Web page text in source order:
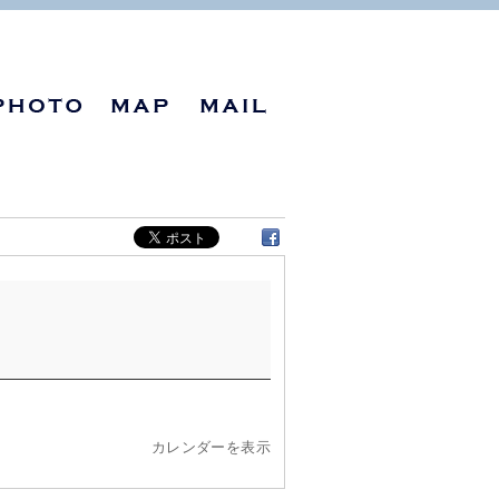
カレンダーを表示